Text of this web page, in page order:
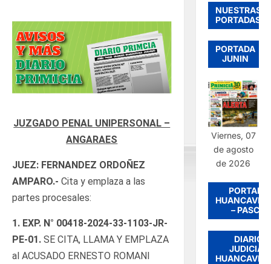
JUZGADO PENAL UNIPERSONAL –
ANGARAES
JUEZ: FERNANDEZ ORDOÑEZ
AMPARO.- Cita y emplaza a las
partes procesales:
1. EXP. N° 00418-2024-33-1103-JR-
PE-01. SE CITA, LLAMA Y EMPLAZA
al ACUSADO ERNESTO ROMANI
NUESTRAS
PORTADAS
PORTADA
JUNIN
Viernes, 07
de agosto
de 2026
PORTADA
– PASCO
DIARIO
JUDICIAL